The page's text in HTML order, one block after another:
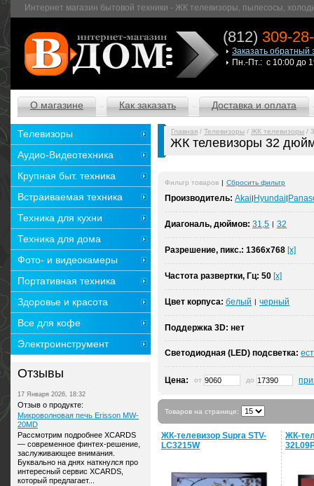
Интернет магазин бытовой техники - ЖК телевизоры, пылесосы,
(812) 309-
Заказать обратный
Пн.-Пт.: с 10:00 до
О магазине Как заказать Доставка и оплата
Главная / Телевизоры / ЖК телевизоры /
ЖК телевизоры 32
Фильтр товаров | Сбросить фильтр
Производитель: Akai| Hyundai|
Диагональ, дюймов: 31,5 | 32
Разрешение, пикс.: 1366x768 [x]
Частота развертки, Гц: 50 [x]
Цвет корпуса: белый | черный
Поддержка 3D: нет
Светодиодная (LED) подсветка:
Цена: от до
Товаров на странице:
ЖК-телевизор Supra STV-
LC3215W
ЖК-
Телевизоры
Аудио-Видеотехника
Крупная быт. техника
Встраиваемая техника
Техника для кухни
Техника для дома
Фото- и видеокамеры
Портативная техника
Здоровье и красота
Все для кофе
Электроинструмент
Отзывы
17 Января 2026, 18:32
Отзыв о продукте:
Микроволновая печь Erisson MW-
20MD
Рассмотрим подробнее XCARDS
— современное финтех-решение,
заслуживающее внимания.
Буквально на днях наткнулся про
интересный сервис XCARDS,
который предлагает...